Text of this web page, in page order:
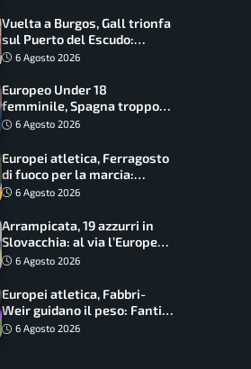
Vuelta a Burgos, Gall trionfa
sul Puerto del Escudo:
Ciccone secondo e nuova
6 Agosto 2026
Europeo Under 18
femminile, Spagna troppo
forte: Italia battuta 95-41,
6 Agosto 2026
Europei atletica, Ferragosto
di fuoco per la marcia:
Palmisano, Stano e
6 Agosto 2026
Arrampicata, 19 azzurri in
Slovacchia: al via l’Europe
Series Lead, tappa decisiva
6 Agosto 2026
Europei atletica, Fabbri-
Weir guidano il peso: Fantini
difende il titolo nel martello
6 Agosto 2026